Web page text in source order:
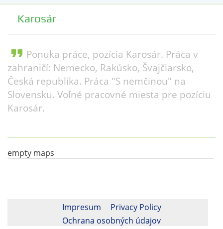
Karosár
format_quote Ponuka práce, pozícia Karosár. Práca v
zahraničí: Nemecko, Rakúsko, Švajčiarsko,
Česká republika. Práca "S nemčinou" na
Slovensku. Voľné pracovné miesta pre pozíciu
Karosár.
empty maps
Impresum
Privacy Policy
Ochrana osobných údajov